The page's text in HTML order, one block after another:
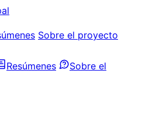
Sobre el proyecto
Resúmenes
Sobre el